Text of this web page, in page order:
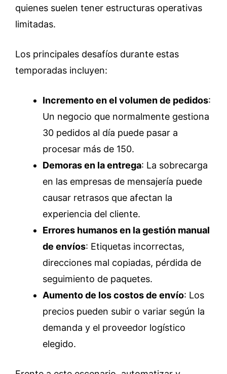
quienes suelen tener estructuras operativas
limitadas.
Los principales desafíos durante estas
temporadas incluyen:
Incremento en el volumen de pedidos:
Un negocio que normalmente gestiona
30 pedidos al día puede pasar a
procesar más de 150.
Demoras en la entrega: La sobrecarga
en las empresas de mensajería puede
causar retrasos que afectan la
experiencia del cliente.
Errores humanos en la gestión manual
de envíos: Etiquetas incorrectas,
direcciones mal copiadas, pérdida de
seguimiento de paquetes.
Aumento de los costos de envío: Los
precios pueden subir o variar según la
demanda y el proveedor logístico
elegido.